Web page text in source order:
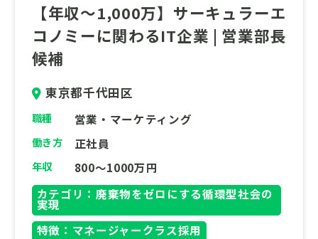
本募集では、総合職としてご入社していただ
き、営業部門・営業サポート部門・管理部門
のいずれかの適性が高い部署への配属となり
なミッションに挑戦したい”という方をお待
ちしております。
【年収～1,000万】サーキュラーエ
コノミーに関わるIT企業 | 営業部長
候補
東京都千代田区
職種 営業・マーケティング
働き方 正社員
年収
800～1000万円
カテゴリ：廃棄物をゼロにする循環型社会の
実現
特徴：マネージャークラス採用